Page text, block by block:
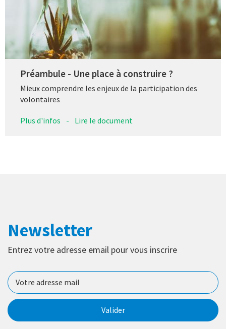
Préambule - Une place à construire ?
Mieux comprendre les enjeux de la participation des
volontaires
Plus d'infos - Lire le document
Newsletter
Entrez votre adresse email pour vous inscrire
Valider